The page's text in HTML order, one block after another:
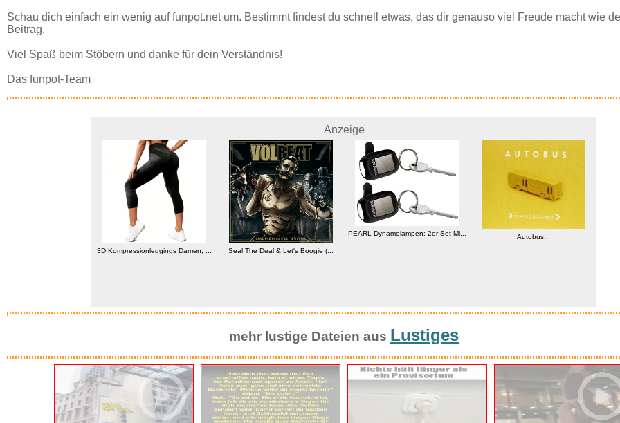
Schau dich einfach ein wenig auf funpot.net um. Bestimmt findest du schnell etwas, das dir genauso viel Freude macht wie
Beitrag.
Viel Spaß beim Stöbern und danke für dein Verständnis!
Das funpot-Team
Anzeige
3D Kompressionleggings Damen, ... Seal The Deal & Let's Boogie (...
PEARL Dynamolampen: 2er-Set Mi...
Autobus...
mehr lustige Dateien aus Lustiges